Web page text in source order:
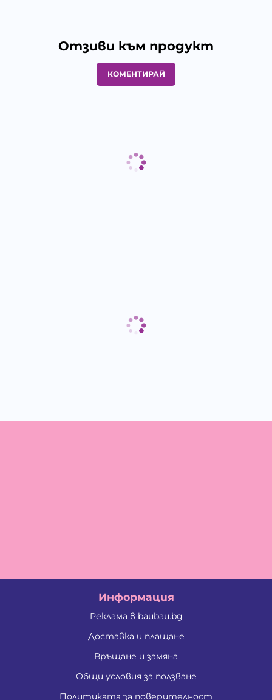
Отзиви към продукт
КОМЕНТИРАЙ
Информация
Реклама в baubau.bg
Доставка и плащане
Връщане и замяна
Общи условия за ползване
Политиката за поверителност